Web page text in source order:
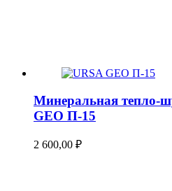
Минеральная тепло-
GEO П-15
2 600,00 ₽